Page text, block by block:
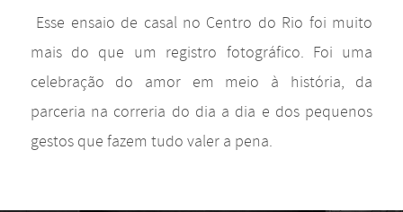
Esse ensaio de casal no Centro do Rio foi muito
mais do que um registro fotográfico. Foi uma
celebração do amor em meio à história, da
parceria na correria do dia a dia e dos pequenos
gestos que fazem tudo valer a pena.